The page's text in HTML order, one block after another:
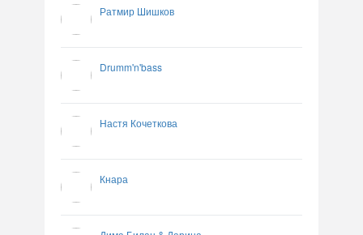
Ратмир Шишков
Drumm'n'bass
Настя Кочеткова
Кнара